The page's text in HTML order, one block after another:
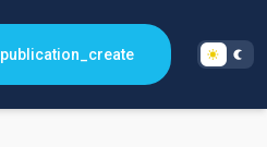
publication_create